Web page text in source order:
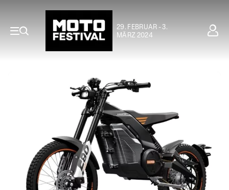
29. FEBRUAR - 3.
MÄRZ 2024